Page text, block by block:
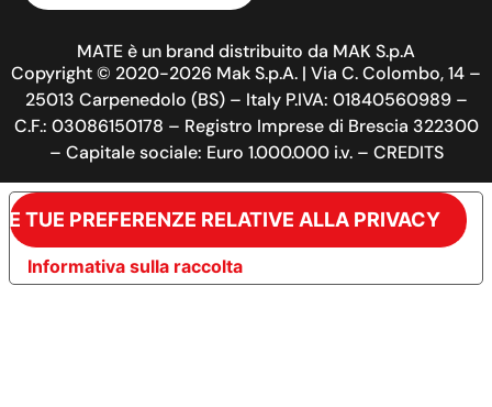
MATE è un brand distribuito da MAK S.p.A
Copyright © 2020-2026 Mak S.p.A. | Via C. Colombo, 14 –
25013 Carpenedolo (BS) – Italy P.IVA: 01840560989 –
C.F.: 03086150178 – Registro Imprese di Brescia 322300
– Capitale sociale: Euro 1.000.000 i.v. – CREDITS
Informativa sulla raccolta
TUE PREFERENZE RELATIVE ALLA PRIVACY